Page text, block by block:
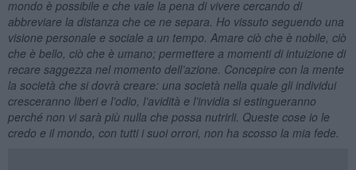
mondo è possibile e che vale la pena di vivere cercando di
abbreviare la distanza che ce ne separa. Ho vissuto seguendo una
visione personale e sociale a un tempo. Amare ciò che è nobile, ciò
che è bello, ciò che è umano; permettere a momenti di intuizione di
recare saggezza nel momento dell’azione. Concepire con la mente
la società che si dovrà creare: una società nella quale gli individui
cresceranno liberi e l’odio, l’avidità e l’invidia si estingueranno
perché non vi sarà più nulla che possa nutrirli. Queste cose io le
credo e il mondo, con tutti i suoi orrori, non ha scosso la mia fede.